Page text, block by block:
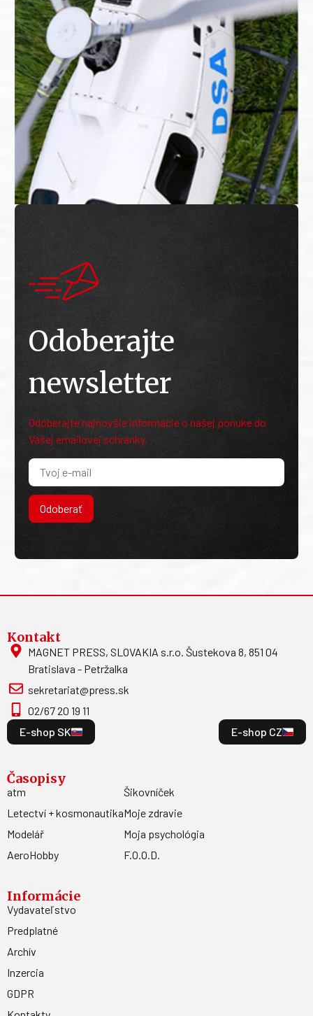
Odoberajte
newsletter
Odoberajte najnovšie informácie o našej ponuke do
Vašej emailovej schránky.
Odoberať
Kontakt
MAGNET PRESS, SLOVAKIA s.r.o. Šustekova 8, 851 04
Bratislava - Petržalka
sekretariat@press.sk
02/67 20 19 11
E-shop SK
E-shop CZ
Časopisy
atm
Letectví + kosmonautika
Modelář
AeroHobby
Šikovníček
Moje zdravie
Moja psychológia
F.O.O.D.
Informácie
Vydavateľstvo
Predplatné
Archív
Inzercia
GDPR